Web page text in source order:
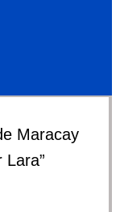
Maracay
Lara”